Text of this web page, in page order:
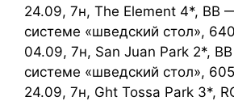
24.09, 7н, The Element 4*, BB
системе «шведский стол»,
04.09, 7н, San Juan Park 2*,
системе «шведский стол»,
24.09, 7н, Ght Tossa Park 3*,